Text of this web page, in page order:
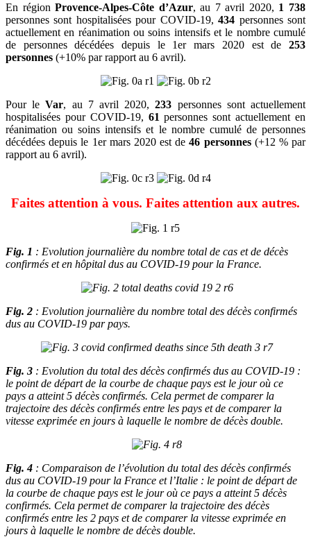
En régionProvence-Alpes-Côte d’Azur, au 7 avril 2020, 1 738
personnes sont hospitalisées pour COVID-19,434 personnes sont
actuellement en réanimation ou soins intensifs et le nombre cumulé
de personnes décédées depuis le 1er mars 2020 est de 253
personnes (+10% par rapport au 6 avril).
Pour leVar, au 7 avril 2020,233 personnes sont actuellement
hospitalisées pour COVID-19, 61 personnes sont actuellement en
réanimation ou soins intensifs et le nombre cumulé de personnes
décédées depuis le 1er mars 2020 est de46 personnes(+12 % par
rapport au 6 avril).
Faites attention à vous. Faites attention aux autres.
Fig. 1 : Evolution journalière du nombre total de cas et de décès
confirmés et en hôpital dus au COVID-19 pour la France.
Fig. 2 : Evolution journalière du nombre total des décès confirmés
dus au COVID-19 par pays.
Fig. 3 : Evolution du total des décès confirmés dus au COVID-19 :
le point de départ de la courbe de chaque pays est le jour où ce
pays a atteint 5 décès confirmés. Cela permet de comparer la
trajectoire des décès confirmés entre les pays et de comparer la
vitesse exprimée en jours à laquelle le nombre de décès double.
Fig. 4 : Comparaison de l’évolution du total des décès confirmés
dus au COVID-19 pour la France et l’Italie : le point de départ de
la courbe de chaque pays est le jour où ce pays a atteint 5 décès
confirmés. Cela permet de comparer la trajectoire des décès
confirmés entre les 2 pays et de comparer la vitesse exprimée en
jours à laquelle le nombre de décès double.